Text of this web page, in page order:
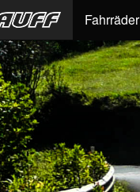
Fahrräder